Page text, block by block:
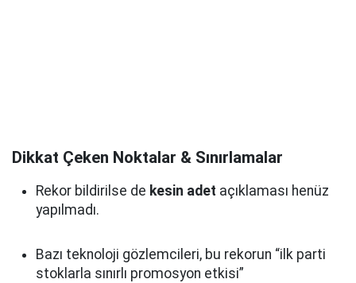
Dikkat Çeken Noktalar & Sınırlamalar
Rekor bildirilse de kesin adet açıklaması henüz
yapılmadı.
Bazı teknoloji gözlemcileri, bu rekorun “ilk parti
stoklarla sınırlı promosyon etkisi”